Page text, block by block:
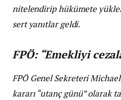
nitelendirip hükümete
sert yanıtlar geldi.
FPÖ: “Emekliyi
FPÖ Genel Sekreteri
kararı “utanç günü” olarak